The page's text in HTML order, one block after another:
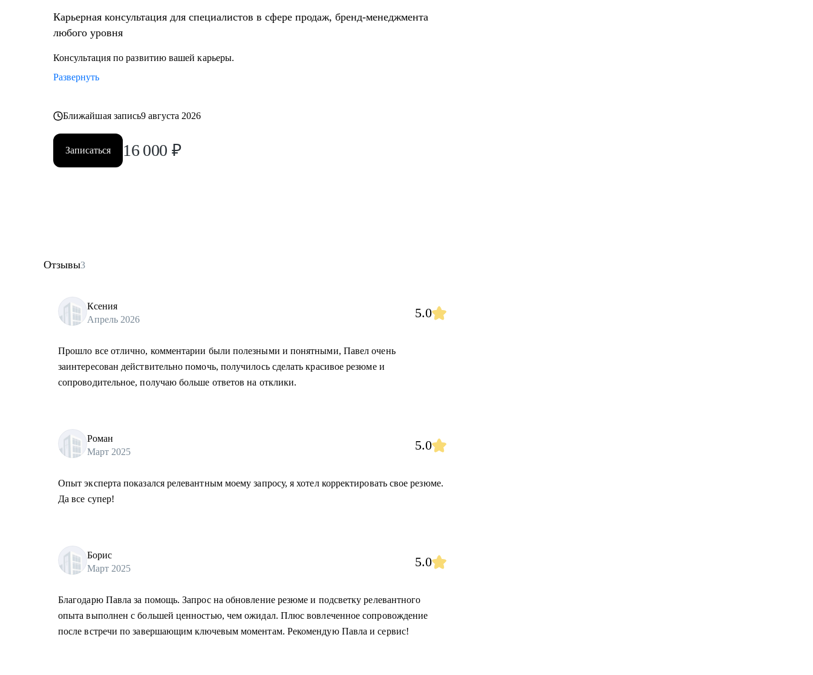
Карьерная консультация для специалистов в сфере продаж, бренд-менеджмента
любого уровня
Консультация по развитию вашей карьеры.
Развернуть
Ближайшая запись9 августа 2026
Записаться 16 000 ₽
Отзывы3
Ксения
Апрель 2026
5.0
Прошло все отлично, комментарии были полезными и понятными, Павел очень
заинтересован действительно помочь, получилось сделать красивое резюме и
сопроводительное, получаю больше ответов на отклики.
Роман
Март 2025
5.0
Опыт эксперта показался релевантным моему запросу, я хотел корректировать свое резюме.
Да все супер!
Борис
Март 2025
5.0
Благодарю Павла за помощь. Запрос на обновление резюме и подсветку релевантного
опыта выполнен с большей ценностью, чем ожидал. Плюс вовлеченное сопровождение
после встречи по завершающим ключевым моментам. Рекомендую Павла и сервис!